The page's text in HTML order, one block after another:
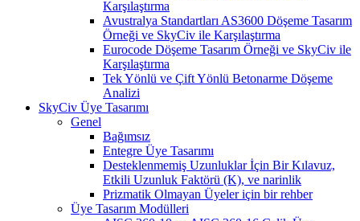
Karşılaştırma
Avustralya Standartları AS3600 Döşeme Tasarım
Örneği ve SkyCiv ile Karşılaştırma
Eurocode Döşeme Tasarım Örneği ve SkyCiv ile
Karşılaştırma
Tek Yönlü ve Çift Yönlü Betonarme Döşeme
Analizi
SkyCiv Üye Tasarımı
Genel
Bağımsız
Entegre Üye Tasarımı
Desteklenmemiş Uzunluklar İçin Bir Kılavuz,
Etkili Uzunluk Faktörü (K), ve narinlik
Prizmatik Olmayan Üyeler için bir rehber
Üye Tasarım Modülleri